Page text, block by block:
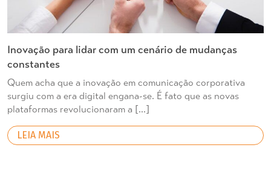
Inovação para lidar com um cenário de mudanças
constantes
Quem acha que a inovação em comunicação corporativa
surgiu com a era digital engana-se. É fato que as novas
plataformas revolucionaram a […]
LEIA MAIS